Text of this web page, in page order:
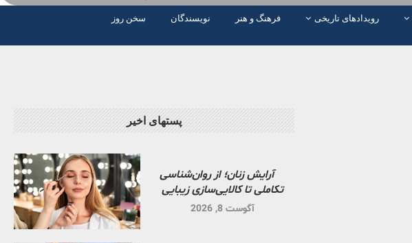
رویدادهای تاریخی فرهنگ و هنر نویسندگان
سخن روز
پستهای اخیر
آرایش زنان؛ از روان‌شناسی
تکاملی تا کالایی‌سازی زیبایی
آگوست 8, 2026